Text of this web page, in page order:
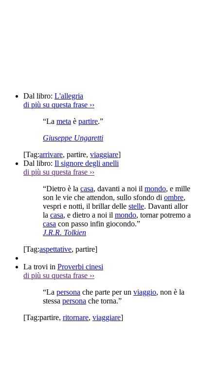
Dal libro: L'allegria
di più su questa frase ››
“La meta è partire.”
Giuseppe Ungaretti
[Tag:arrivare, partire, viaggiare]
Dal libro: Il signore degli anelli
di più su questa frase ››
“Dietro è la casa, davanti a noi il mondo, e mille
son le vie che attendon, sullo sfondo di ombre,
vespri e notti, il brillar delle stelle. Davanti allor
la casa, e dietro a noi il mondo, tornar potremo a
casa con passo infin giocondo.”
J.R.R. Tolkien
[Tag:aspettative, partire]
La trovi in Proverbi cinesi
di più su questa frase ››
“La persona che parte per un viaggio, non è la
stessa persona che torna.”
[Tag:partire, ritornare, viaggiare]